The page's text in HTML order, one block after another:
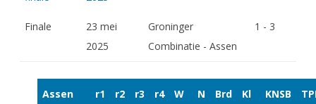
Finale
23 mei
2025
Groninger
Combinatie - Assen
1 - 3
Assen r1 r2 r3 r4 W N Brd Kl KNSB